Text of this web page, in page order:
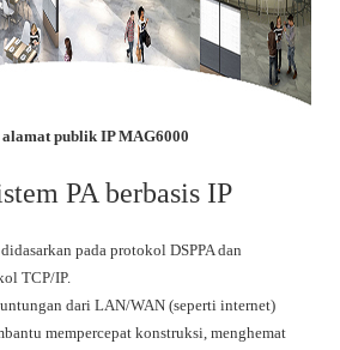
alamat publik IP MAG6000
PA berbasis IP
pada protokol DSPPA dan
TCP/IP.
dari LAN/WAN (seperti internet)
mempercepat konstruksi, menghemat